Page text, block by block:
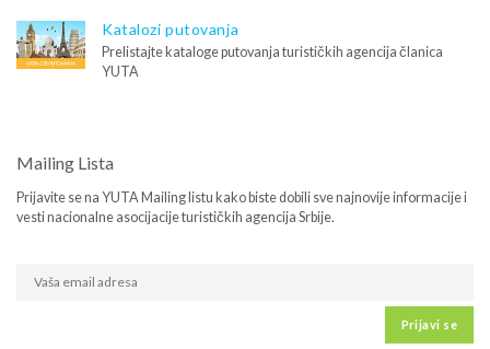
Katalozi putovanja
Prelistajte kataloge putovanja turističkih agencija članica
YUTA
Mailing Lista
Prijavite se na YUTA Mailing listu kako biste dobili sve najnovije informacije i
vesti nacionalne asocijacije turističkih agencija Srbije.
Prijavi se